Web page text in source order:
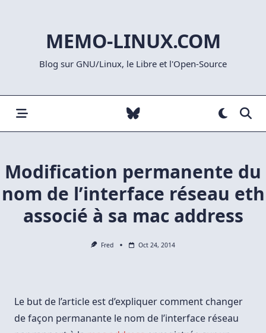
MEMO-LINUX.COM
Blog sur GNU/Linux, le Libre et l'Open-Source
Modification permanente du
nom de l’interface réseau eth
associé à sa mac address
Fred Oct 24, 2014
Le but de l’article est d’expliquer comment changer
de façon permanante le nom de l’interface réseau